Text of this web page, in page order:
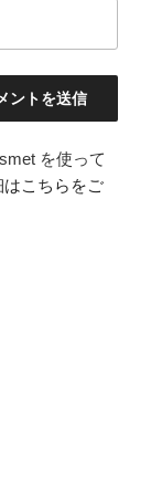
を使って
こちらをご